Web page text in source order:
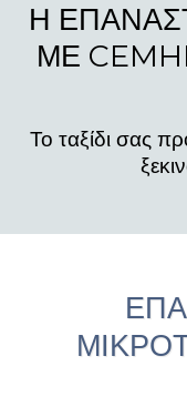
Η
ΜΕ
Το ταξίδι σας